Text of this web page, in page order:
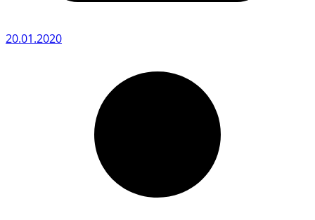
20.01.2020